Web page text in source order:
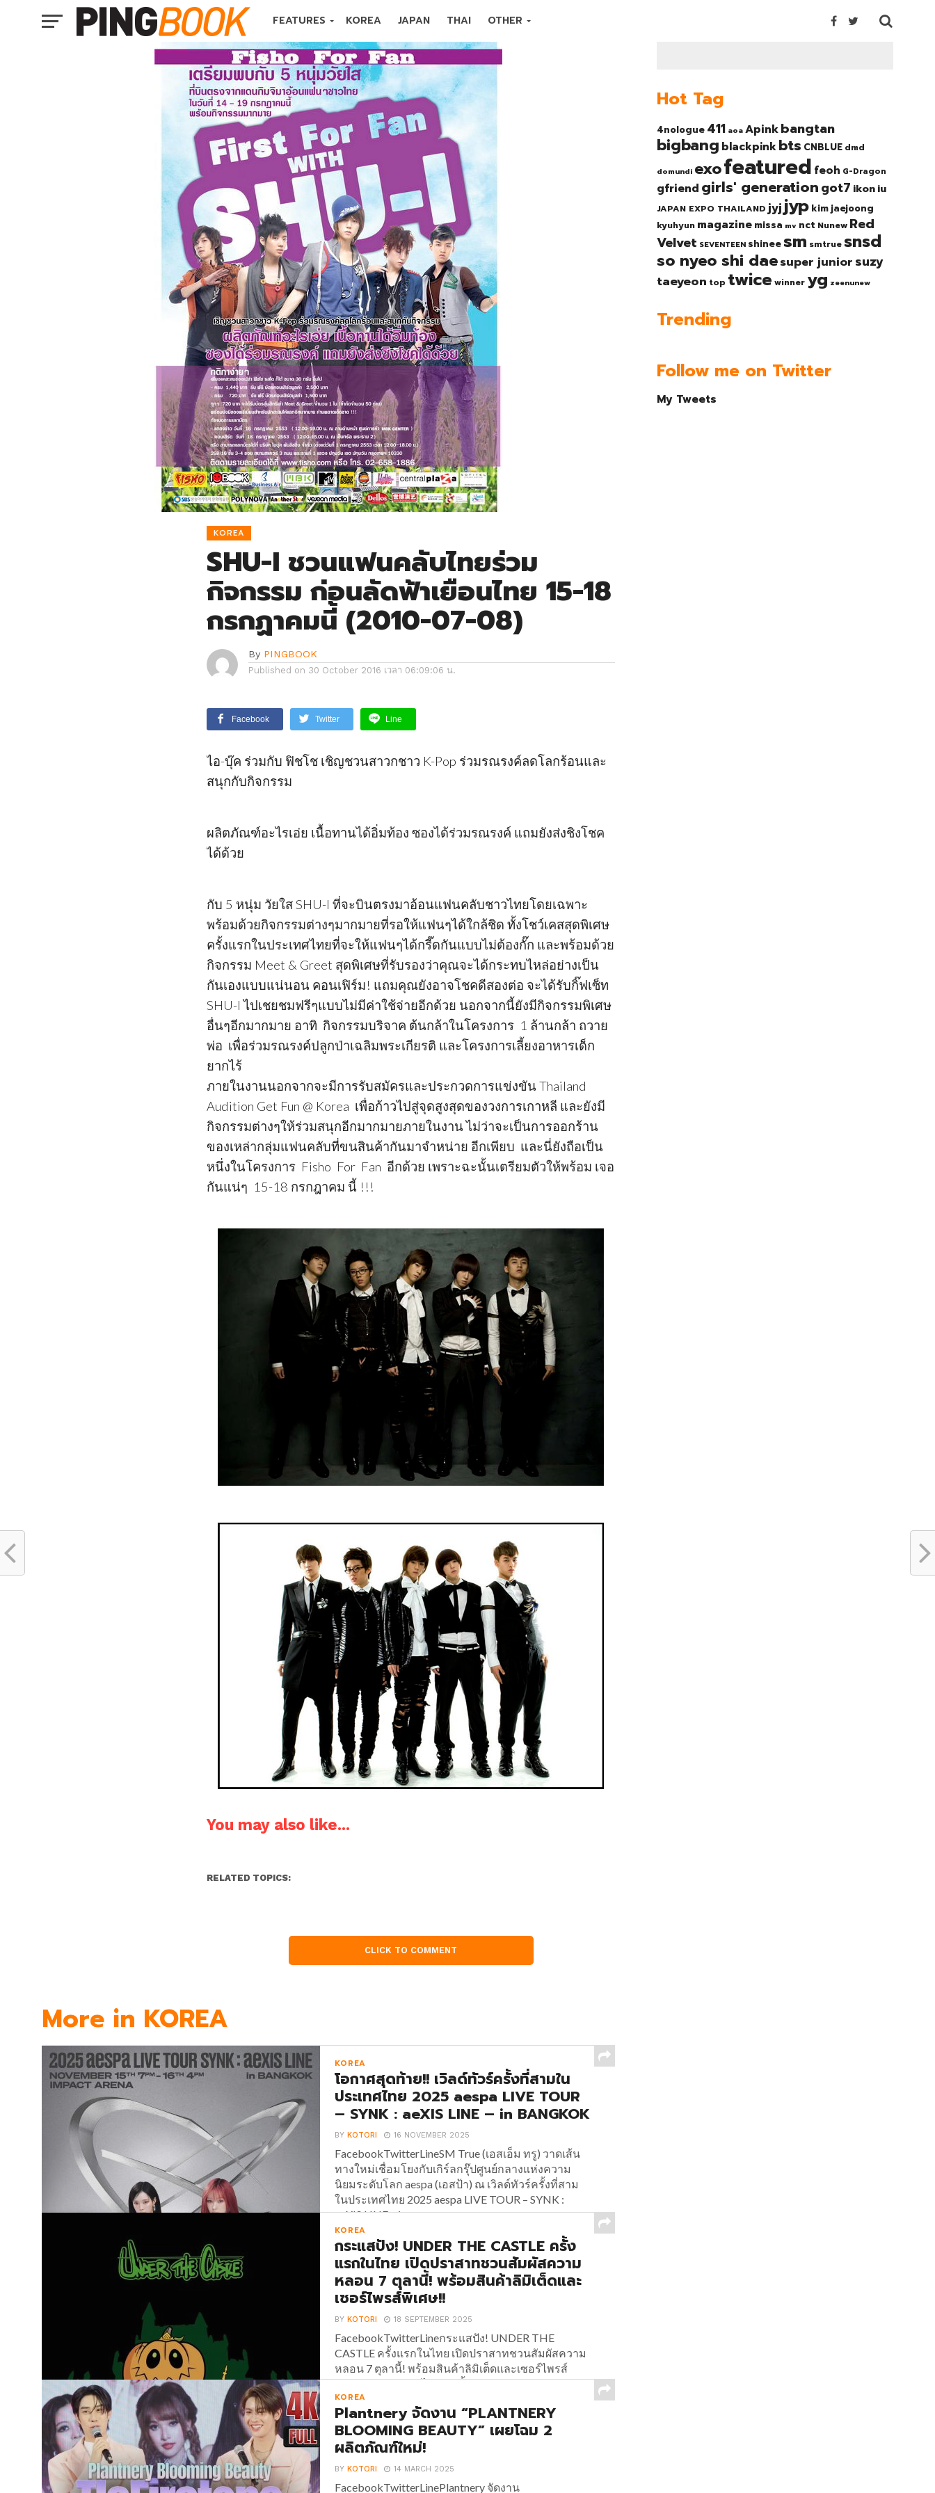
FEATURES KOREA JAPAN THAI OTHER
KOREA
SHU-I ชวนแฟนคลับไทยร่วม
กิจกรรม ก่อนลัดฟ้าเยือนไทย 15-18
กรกฏาคมนี้ (2010-07-08)
By PINGBOOK
Published on 30 October 2016 เวลา 06:09:06 น.
Facebook Twitter Line
ไอ-บุ๊ค ร่วมกับ ฟิชโช เชิญชวนสาวกชาว K-Pop ร่วมรณรงค์ลดโลกร้อนและ
สนุกกับกิจกรรม
ผลิตภัณฑ์อะไรเอ่ย เนื้อทานได้อิ่มท้อง ซองได้ร่วมรณรงค์ แถมยังส่งชิงโชค
ได้ด้วย
กับ 5 หนุ่ม วัยใส SHU-I ที่จะบินตรงมาอ้อนแฟนคลับชาวไทยโดยเฉพาะ
พร้อมด้วยกิจกรรมต่างๆมากมายที่รอให้แฟนๆได้ใกล้ชิด ทั้งโชว์เคสสุดพิเศษ
ครั้งแรกในประเทศไทยที่จะให้แฟนๆได้กรี๊ดกันแบบไม่ต้องกั๊ก และพร้อมด้วย
กิจกรรม Meet & Greet สุดพิเศษที่รับรองว่าคุณจะได้กระทบไหล่อย่างเป็น
กันเองแบบแน่นอน คอนเฟิร์ม! แถมคุณยังอาจโชคดีสองต่อ จะได้รับกิ๊ฟเซ็ท
SHU-I ไปเชยชมฟรีๆแบบไม่มีค่าใช้จ่ายอีกด้วย นอกจากนี้ยังมีกิจกรรมพิเศษ
อื่นๆอีกมากมาย อาทิ กิจกรรมบริจาค ต้นกล้าในโครงการ 1 ล้านกล้า ถวาย
พ่อ เพื่อร่วมรณรงค์ปลูกป่าเฉลิมพระเกียรติ และโครงการเลี้ยงอาหารเด็ก
ยากไร้
ภายในงานนอกจากจะมีการรับสมัครและประกวดการแข่งขัน Thailand
Audition Get Fun @ Korea เพื่อก้าวไปสู่จุดสูงสุดของวงการเกาหลี และยังมี
กิจกรรมต่างๆให้ร่วมสนุกอีกมากมายภายในงาน ไม่ว่าจะเป็นการออกร้าน
ของเหล่ากลุ่มแฟนคลับที่ขนสินค้ากันมาจำหน่าย อีกเพียบ และนี่ยังถือเป็น
หนึ่งในโครงการ  Fisho For Fan  อีกด้วย เพราะฉะนั้นเตรียมตัวให้พร้อม เจอ
กันแน่ๆ 15-18 กรกฎาคม นี้ !!!
You may also like...
RELATED TOPICS:
CLICK TO COMMENT
More in KOREA
KOREA
โอกาศสุดท้าย!! เวิลด์ทัวร์ครั้งที่สามใน
ประเทศไทย 2025 aespa LIVE TOUR
– SYNK : aeXIS LINE – in BANGKOK
BYKOTORI 16 NOVEMBER 2025
FacebookTwitterLineSM True (เอสเอ็ม ทรู) วาดเส้น
ทางใหม่เชื่อมโยงกับเกิร์ลกรุ๊ปศูนย์กลางแห่งความ
นิยมระดับโลก aespa (เอสป้า) ณ เวิลด์ทัวร์ครั้งที่สาม
ในประเทศไทย 2025 aespa LIVE TOUR – SYNK :
aeXIS LINE – in...
KOREA
กระแสปัง! UNDER THE CASTLE ครั้ง
แรกในไทย เปิดปราสาทชวนสัมผัสความ
หลอน 7 ตุลานี้! พร้อมสินค้าลิมิเต็ดและ
เซอร์ไพรส์พิเศษ!!
BYKOTORI 18 SEPTEMBER 2025
FacebookTwitterLineกระแสปัง! UNDER THE
CASTLE ครั้งแรกในไทย เปิดปราสาทชวนสัมผัสความ
หลอน 7 ตุลานี้! พร้อมสินค้าลิมิเต็ดและเซอร์ไพรส์
พิเศษ!! กระแสแรงไม่หยุด ตั้งแต่ UNDER THE
CASTLE ประกาศเปิดประตูปราสาทชวนสัมผัสความ
หลอน อีเวนต์ต้อนรับฮาโลวีนครั้งแรกใน
ประเทศไทย!!...
KOREA
Plantnery จัดงาน “PLANTNERY
BLOOMING BEAUTY” เผยโฉม 2
ผลิตภัณฑ์ใหม่!
BYKOTORI 14 MARCH 2025
FacebookTwitterLinePlantnery จัดงาน
Hot Tag
4nologue 411 aoaApinkbangtan
bigbang blackpinkbts CNBLUE dmd
domundi exofeatured feoh G-Dragon
gfriend girls' generationgot7 ikoniu
JAPAN EXPO THAILAND jyjjyp kim jaejoong
kyuhyun magazine missa mv nct Nunew Red
Velvet SEVENTEEN shinee sm smtrue snsd
so nyeo shi daesuper junior suzy
taeyeon top twice winner yg zeenunew
Trending
Follow me on Twitter
My Tweets